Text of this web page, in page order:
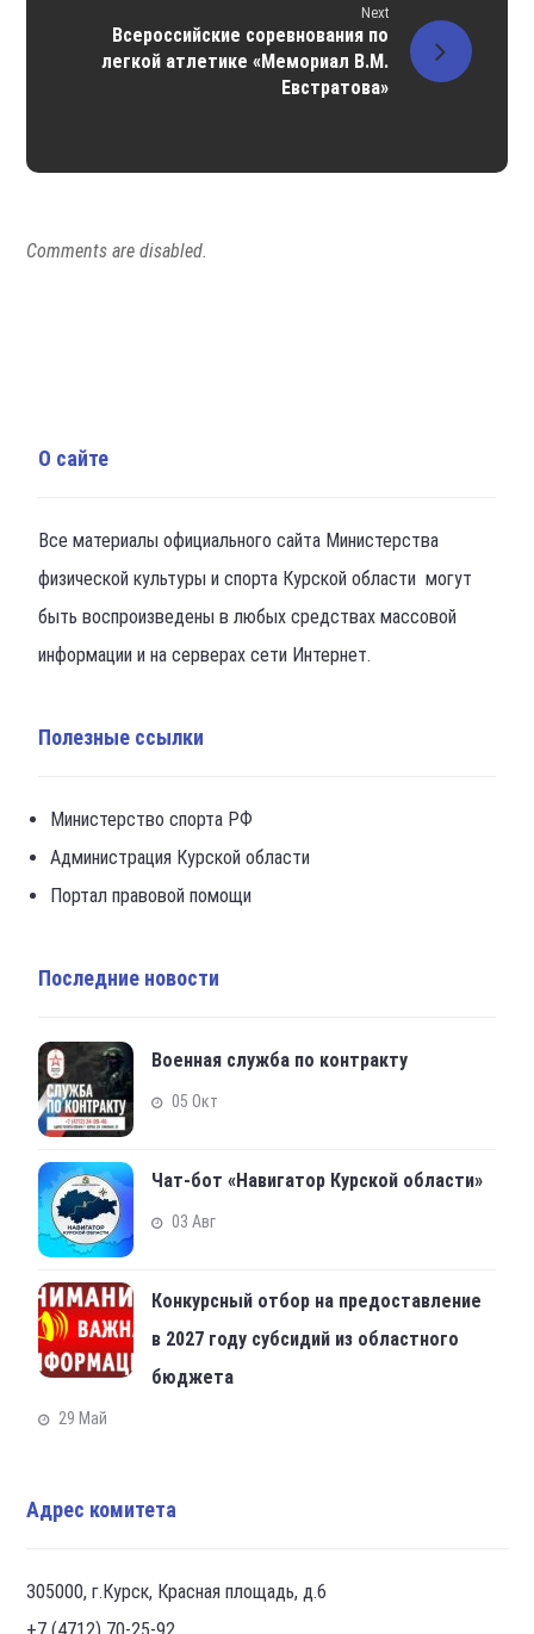
Next
Всероссийские соревнования по
легкой атлетике «Мемориал В.М.
Евстратова»
Comments are disabled.
О сайте
Все материалы официального сайта Министерства
физической культуры и спорта Курской области могут
быть воспроизведены в любых средствах массовой
информации и на серверах сети Интернет.
Полезные ссылки
Министерство спорта РФ
Администрация Курской области
Портал правовой помощи
Последние новости
Военная служба по контракту
05 Окт
Чат-бот «Навигатор Курской области»
03 Авг
Конкурсный отбор на предоставление
в 2027 году субсидий из областного
бюджета
29 Май
Адрес комитета
305000, г.Курск, Красная площадь, д.6